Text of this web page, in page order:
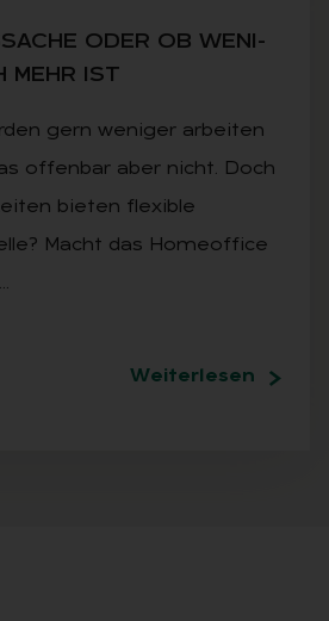
ODER OB WE­NI­
MEHR IST
gern weniger arbeiten
offenbar aber nicht. Doch
bieten flexible
Macht das Homeoffice
Weiterlesen